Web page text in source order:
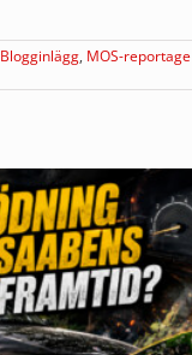
Blogginlägg, MOS-reportage